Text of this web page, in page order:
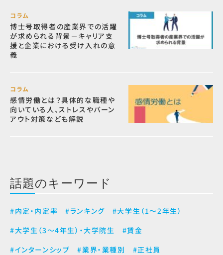
コラム
博士号取得者の産業界での活躍
が求められる背景－キャリア支
援と企業における受け入れの意
義
コラム
感情労働とは？具体的な職種や
向いている人、ストレスやバーン
アウト対策なども解説
話題のキーワード
#内定・内定率 #ランキング
#大学生（1～2年生）
#大学生（3～4年生）・大学院生
#賃金
#インターンシップ
#業界・業種別 #正社員